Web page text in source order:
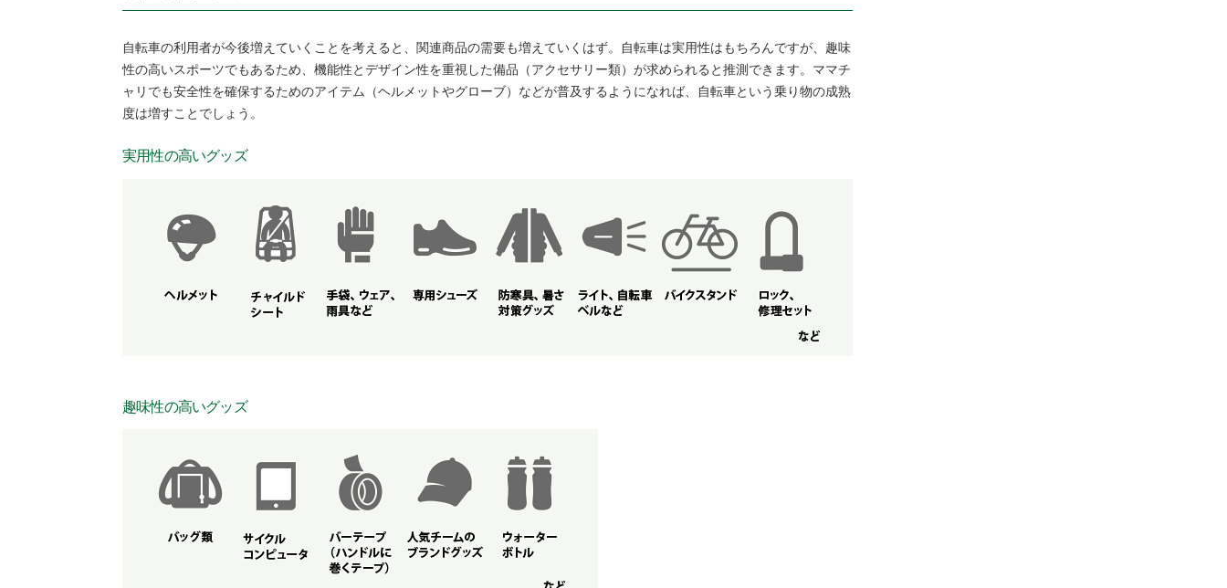
自転車の利用者が今後増えていくことを考えると、関連商品の需要も増えていくはず。自転車は実用性はもちろんですが、趣味
性の高いスポーツでもあるため、機能性とデザイン性を重視した備品（アクセサリー類）が求められると推測できます。ママチ
ャリでも安全性を確保するためのアイテム（ヘルメットやグローブ）などが普及するようになれば、自転車という乗り物の成熟
度は増すことでしょう。
実用性の高いグッズ
趣味性の高いグッズ